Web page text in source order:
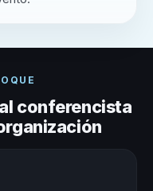
conferencista